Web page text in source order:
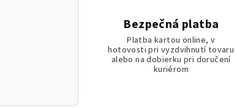
Bezpečná platba
Platba kartou online, v
hotovosti pri vyzdvihnutí tovaru
alebo na dobierku pri doručení
kuriérom